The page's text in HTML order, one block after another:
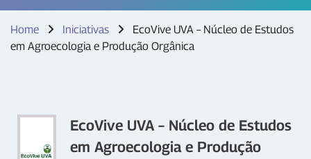
Home Iniciativas
EcoVive UVA – Núcleo de Estudos
em Agroecologia e Produção Orgânica
EcoVive UVA – Núcleo de Estudos
em Agroecologia e Produção